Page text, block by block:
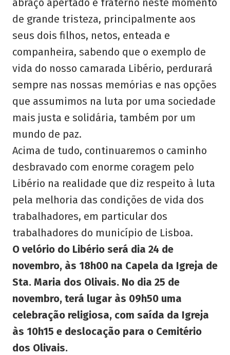
abraço apertado e fraterno neste momento
de grande tristeza, principalmente aos
seus dois filhos, netos, enteada e
companheira, sabendo que o exemplo de
vida do nosso camarada Libério, perdurará
sempre nas nossas memórias e nas opções
que assumimos na luta por uma sociedade
mais justa e solidária, também por um
mundo de paz.
Acima de tudo, continuaremos o caminho
desbravado com enorme coragem pelo
Libério na realidade que diz respeito à luta
pela melhoria das condições de vida dos
trabalhadores, em particular dos
trabalhadores do município de Lisboa.
O velório do Libério será dia 24 de
novembro, às 18h00 na Capela da Igreja de
Sta. Maria dos Olivais. No dia 25 de
novembro, terá lugar às 09h50 uma
celebração religiosa, com saída da Igreja
às 10h15 e deslocação para o Cemitério
dos Olivais.